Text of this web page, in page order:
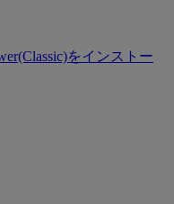
をインストー